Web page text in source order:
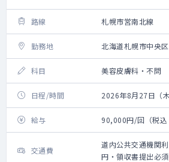
路線 札幌市営南北線
勤務地 北海道札幌市中央区
科目 美容皮膚科・不問
日程/時間 2026年8月27日（
給与 90,000円/回（税込
交通費
道内公共交通機関
円・領収書提出必須